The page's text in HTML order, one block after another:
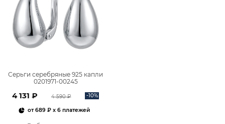
Серьги серебряные 925 капли
0201971-00245
4 131 ₽ 4 590 ₽ -10%
от689 ₽x 6 платежей